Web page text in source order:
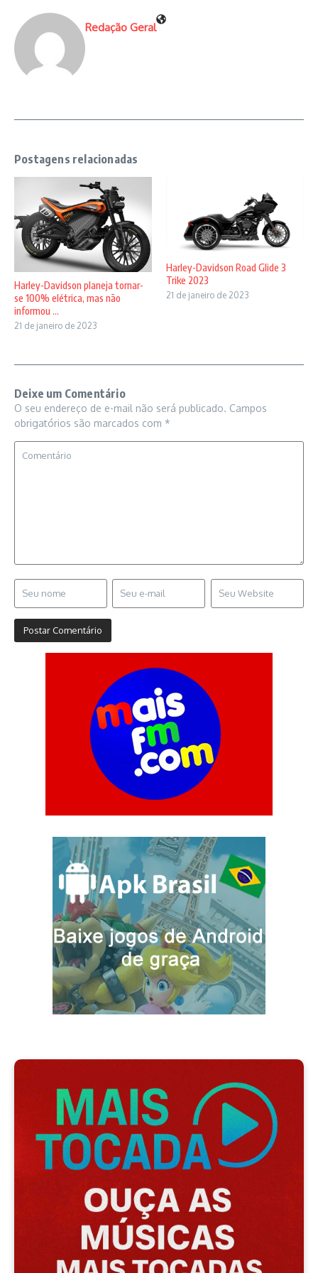
Redação Geral
Postagens relacionadas
Harley-Davidson planeja tornar-
se 100% elétrica, mas não
informou ...
21 de janeiro de 2023
Harley-Davidson Road Glide 3
Trike 2023
21 de janeiro de 2023
Deixe um Comentário
O seu endereço de e-mail não será publicado. Campos
obrigatórios são marcados com *